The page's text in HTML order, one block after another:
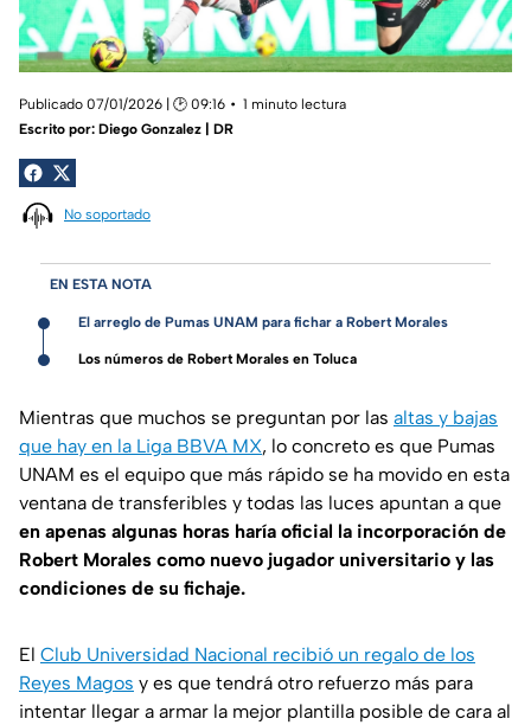
Publicado 07/01/2026 | 🕑 09:16
1 minuto lectura
Escrito por: Diego Gonzalez | DR
No soportado
EN ESTA NOTA
El arreglo de Pumas UNAM para fichar a Robert Morales
Los números de Robert Morales en Toluca
Mientras que muchos se preguntan por las altas y bajas
que hay en la Liga BBVA MX, lo concreto es que Pumas
UNAM es el equipo que más rápido se ha movido en esta
ventana de transferibles y todas las luces apuntan a que
en apenas algunas horas haría oficial la incorporación de
Robert Morales como nuevo jugador universitario y las
condiciones de su fichaje.
El Club Universidad Nacional recibió un regalo de los
Reyes Magos y es que tendrá otro refuerzo más para
intentar llegar a armar la mejor plantilla posible de cara al